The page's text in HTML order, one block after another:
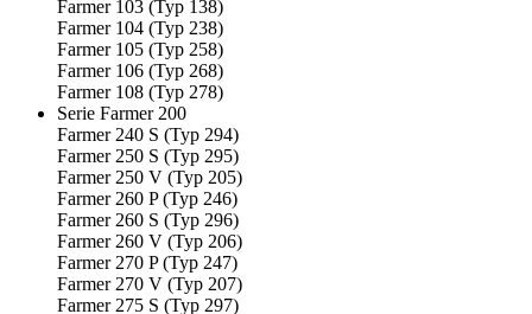
Farmer 103 (Typ 138)
Farmer 104 (Typ 238)
Farmer 105 (Typ 258)
Farmer 106 (Typ 268)
Farmer 108 (Typ 278)
Serie Farmer 200
Farmer 240 S (Typ 294)
Farmer 250 S (Typ 295)
Farmer 250 V (Typ 205)
Farmer 260 P (Typ 246)
Farmer 260 S (Typ 296)
Farmer 260 V (Typ 206)
Farmer 270 P (Typ 247)
Farmer 270 V (Typ 207)
Farmer 275 S (Typ 297)